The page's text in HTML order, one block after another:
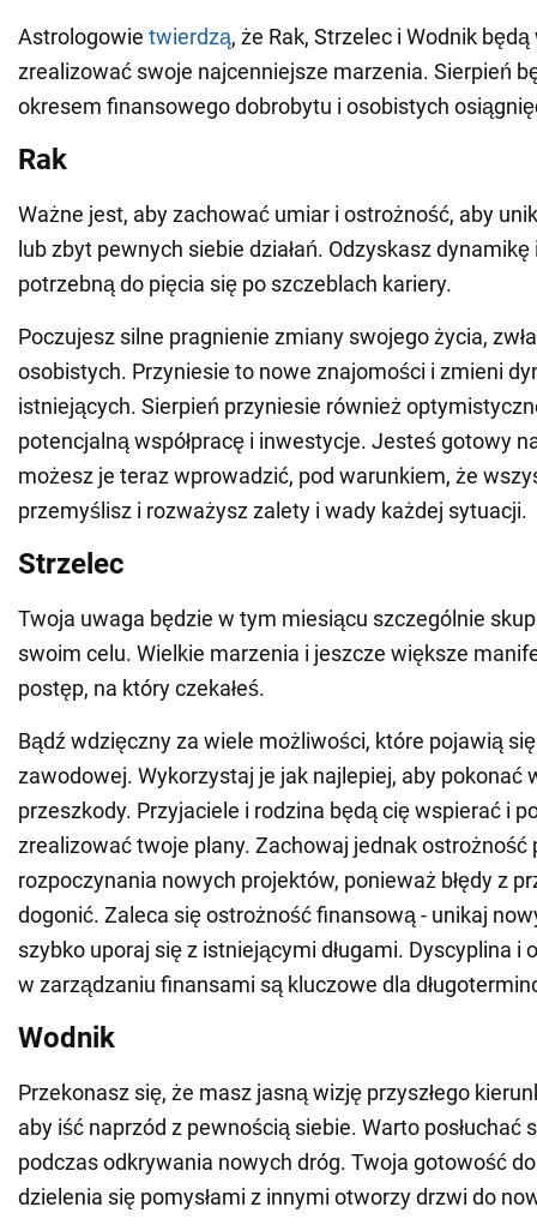
Astrologowie twierdzą, że Rak, Strzelec i Wodnik
zrealizować swoje najcenniejsze marzenia. Sierpień
okresem finansowego dobrobytu i osobistych
Rak
Ważne jest, aby zachować umiar i ostrożność, aby
lub zbyt pewnych siebie działań. Odzyskasz dynamikę
potrzebną do pięcia się po szczeblach kariery.
Poczujesz silne pragnienie zmiany swojego życia,
osobistych. Przyniesie to nowe znajomości i zmieni
istniejących. Sierpień przyniesie również
potencjalną współpracę i inwestycje. Jesteś gotowy
możesz je teraz wprowadzić, pod warunkiem, że
przemyślisz i rozważysz zalety i wady każdej sytuacji.
Strzelec
Twoja uwaga będzie w tym miesiącu szczególnie
swoim celu. Wielkie marzenia i jeszcze większe
postęp, na który czekałeś.
Bądź wdzięczny za wiele możliwości, które pojawią
zawodowej. Wykorzystaj je jak najlepiej, aby pokonać
przeszkody. Przyjaciele i rodzina będą cię wspierać i
zrealizować twoje plany. Zachowaj jednak ostrożność
rozpoczynania nowych projektów, ponieważ błędy z
dogonić. Zaleca się ostrożność finansową - unikaj
szybko uporaj się z istniejącymi długami. Dyscyplina i
w zarządzaniu finansami są kluczowe dla
Wodnik
Przekonasz się, że masz jasną wizję przyszłego
aby iść naprzód z pewnością siebie. Warto posłuchać
podczas odkrywania nowych dróg. Twoja gotowość
dzielenia się pomysłami z innymi otworzy drzwi do